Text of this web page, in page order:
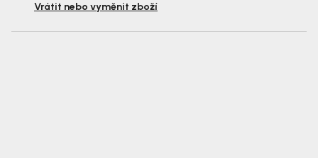
Vrátit nebo vyměnit zboží